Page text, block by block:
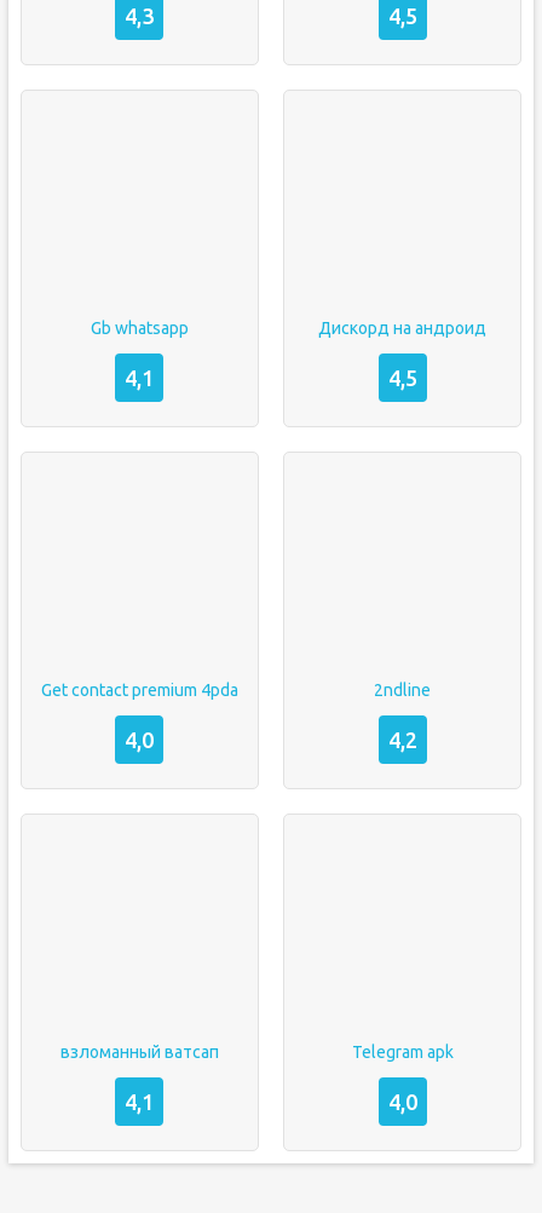
4,3 4,5
Gb whatsapp
4,1
Дискорд на андроид
4,5
Get contact premium 4pda
4,0
2ndline
4,2
взломанный ватсап
4,1
Telegram apk
4,0